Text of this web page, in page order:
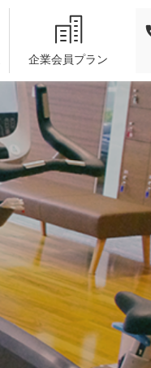
企業会員プラン